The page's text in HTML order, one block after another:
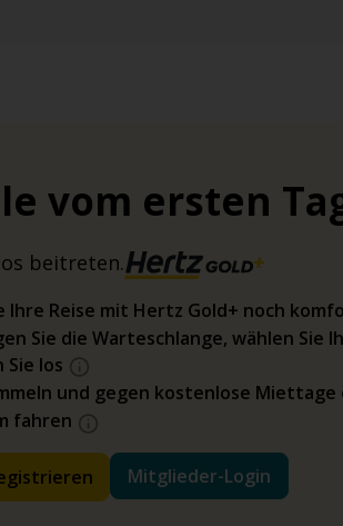
vom ersten
beitreten.
Ihre Reise mit Hertz Gold+ noch
Sie die Warteschlange, wählen Sie
los
und gegen kostenlose Miettage
fahren
Mitglieder-Login